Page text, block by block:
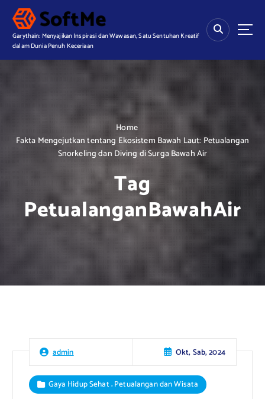
t
Garythain: Menyajikan Inspirasi dan Wawasan, Satu Sentuhan Kreatif
dalam Dunia Penuh Keceriaan
Home
Fakta Mengejutkan tentang Ekosistem Bawah Laut: Petualangan
Snorkeling dan Diving di Surga Bawah Air
Tag
PetualanganBawahAir
admin Okt, Sab, 2024
Gaya Hidup Sehat,Petualangan dan Wisata